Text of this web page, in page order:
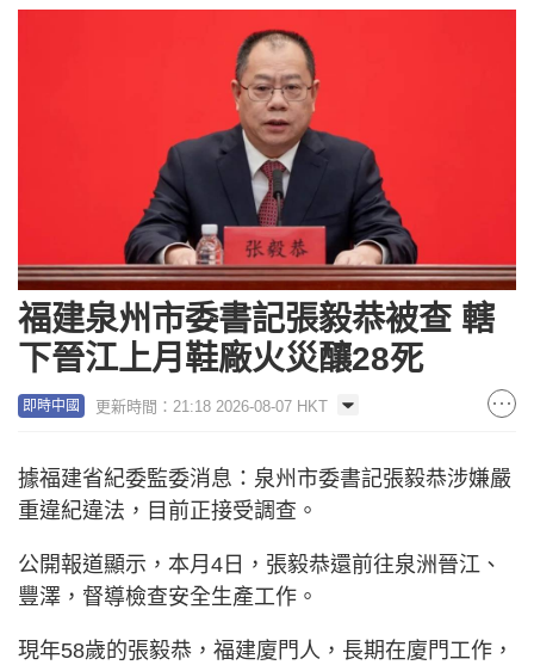
福建泉州市委書記張毅恭被查 轄
下晉江上月鞋廠火災釀28死
即時中國 更新時間：21:18 2026-08-07 HKT
據福建省紀委監委消息：泉州市委書記張毅恭涉嫌嚴
重違紀違法，目前正接受調查。
公開報道顯示，本月4日，張毅恭還前往泉洲晉江、
豐澤，督導檢查安全生產工作。
現年58歲的張毅恭，福建廈門人，長期在廈門工作，